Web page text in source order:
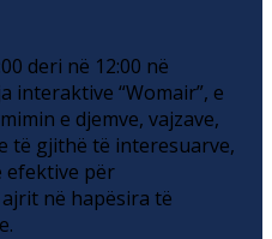
deri në 12:00 në
interaktive “Womair”, e
e djemve, vajzave,
të gjithë të interesuarve,
efektive për
në hapësira të